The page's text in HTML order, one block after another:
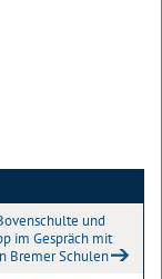
und
im Gespräch mit
Bremer Schulen